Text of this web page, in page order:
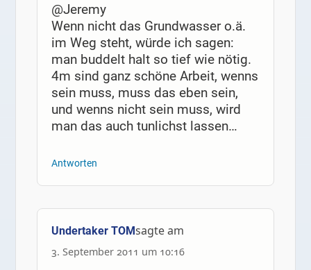
@Jeremy
Wenn nicht das Grundwasser o.ä.
im Weg steht, würde ich sagen:
man buddelt halt so tief wie nötig.
4m sind ganz schöne Arbeit, wenns
sein muss, muss das eben sein,
und wenns nicht sein muss, wird
man das auch tunlichst lassen…
Antworten
Undertaker TOMsagte am
3. September 2011 um 10:16